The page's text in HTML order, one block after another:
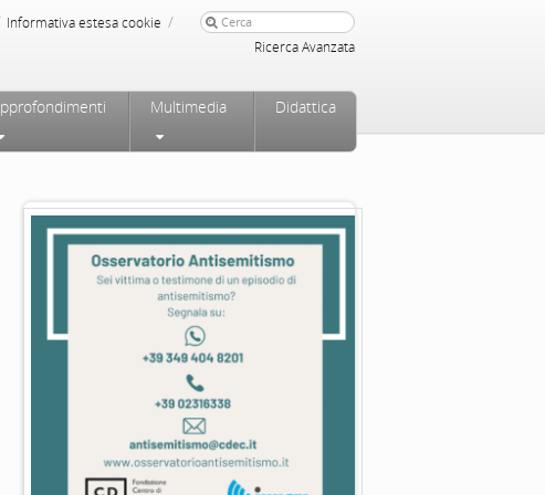
Informativa estesa cookie /
Ricerca Avanzata
Multimedia Didattica